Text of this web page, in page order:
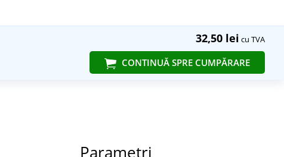
32,50 lei cu TVA
CONTINUĂ SPRE CUMPĂRARE
Parametri